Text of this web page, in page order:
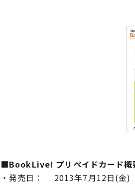
■BookLive! プリペイドカード概
・発売日： 2013年7月12日(金)